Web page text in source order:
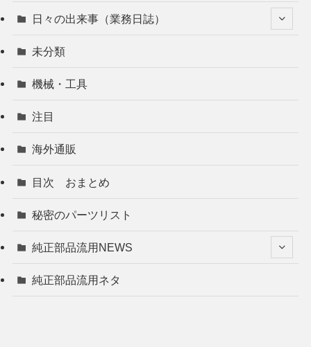
日々の出来事（業務日誌）
未分類
機械・工具
注目
海外通販
目次 おまとめ
秘密のパーツリスト
純正部品流用NEWS
純正部品流用ネタ